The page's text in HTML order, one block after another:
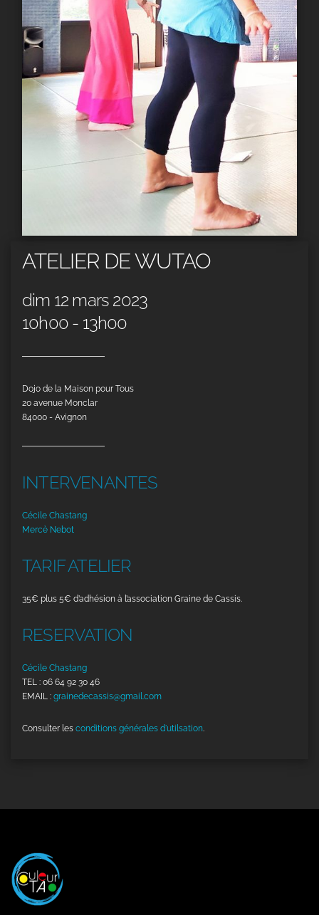
ATELIER DE WUTAO
dim 12 mars 2023
10h00 - 13h00
Dojo de la Maison pour Tous
20 avenue Monclar
84000 - Avignon
INTERVENANTES
Cécile Chastang
Mercè Nebot
TARIF ATELIER
35€ plus 5€ d’adhésion à l’association Graine de Cassis.
RESERVATION
Cécile Chastang
TEL : 06 64 92 30 46
EMAIL : grainedecassis@gmail.com
Consulter les conditions générales d'utilsation